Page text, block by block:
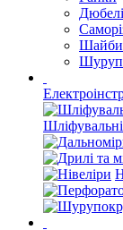
Дюбелі
Шайби